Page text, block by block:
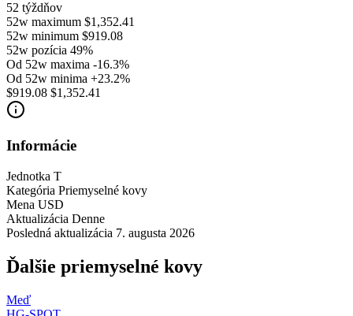
52 týždňov
52w maximum $1,352.41
52w minimum $919.08
52w pozícia 49%
Od 52w maxima -16.3%
Od 52w minima +23.2%
$919.08 $1,352.41
Informácie
Jednotka T
Kategória Priemyselné kovy
Mena USD
Aktualizácia Denne
Posledná aktualizácia 7. augusta 2026
Ďalšie priemyselné kovy
Meď